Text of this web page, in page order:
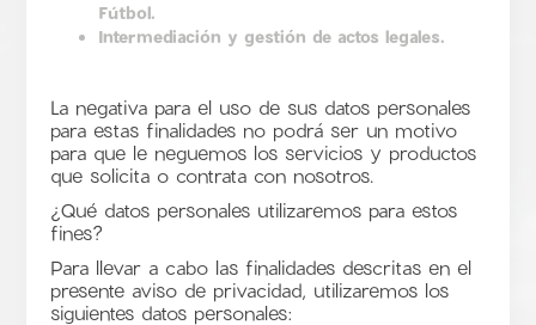
Fútbol.
Intermediación y gestión de actos legales.
La negativa para el uso de sus datos personales
para estas finalidades no podrá ser un motivo
para que le neguemos los servicios y productos
que solicita o contrata con nosotros.
¿Qué datos personales utilizaremos para estos
fines?
Para llevar a cabo las finalidades descritas en el
presente aviso de privacidad, utilizaremos los
siguientes datos personales: